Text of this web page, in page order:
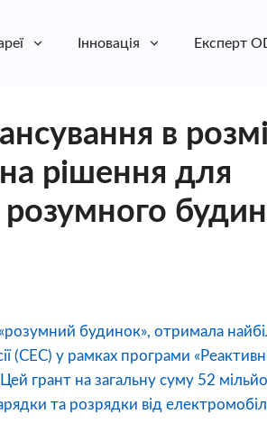
Інновація Експерт
в
рішення для
будинок», отримала
(CEC) у рамках програми
грант на загальну суму 52
та розрядки від